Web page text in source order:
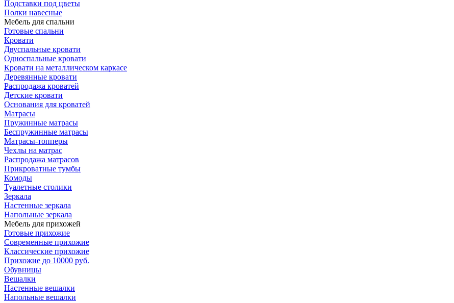
Подставки под цветы
Полки навесные
Мебель для спальни
Готовые спальни
Кровати
Двуспальные кровати
Односпальные кровати
Кровати на металлическом каркасе
Деревянные кровати
Распродажа кроватей
Детские кровати
Основания для кроватей
Матрасы
Пружинные матрасы
Беспружинные матрасы
Матрасы-топперы
Чехлы на матрас
Распродажа матрасов
Прикроватные тумбы
Комоды
Туалетные столики
Зеркала
Настенные зеркала
Напольные зеркала
Мебель для прихожей
Готовые прихожие
Современные прихожие
Классические прихожие
Прихожие до 10000 руб.
Обувницы
Вешалки
Настенные вешалки
Напольные вешалки